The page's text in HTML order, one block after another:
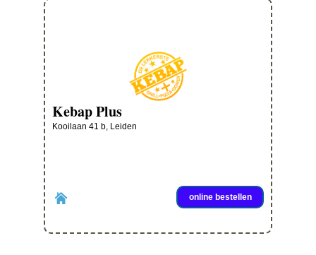
Kebap Plus
Kooilaan 41 b, Leiden
online bestellen